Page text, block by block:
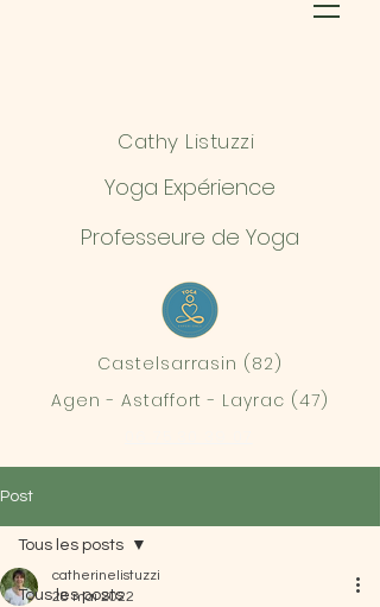
Cathy Listuzzi
Yoga Expérience
Professeure de Yoga
Castelsarrasin (82)
Agen - Astaffort - Layrac (47)
Post
Tous les posts
Tous les posts
catherinelistuzzi
28 mai 2022